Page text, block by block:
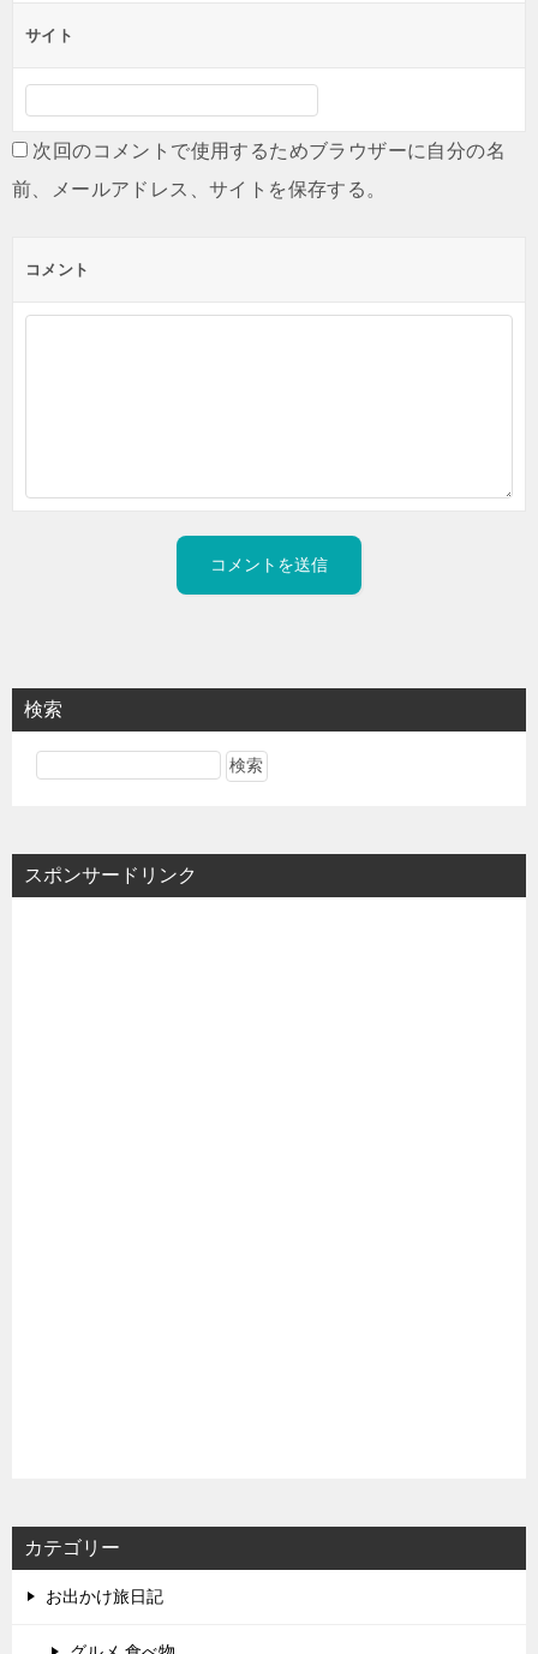
サイト
次回のコメントで使用するためブラウザーに自分の名
前、メールアドレス、サイトを保存する。
コメント
検索
スポンサードリンク
カテゴリー
お出かけ旅日記